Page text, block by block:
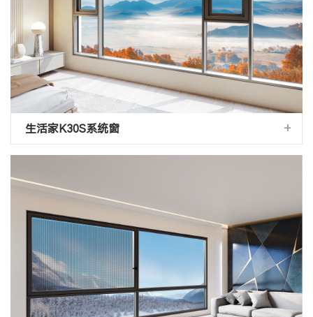
生活家K30S系统窗 +